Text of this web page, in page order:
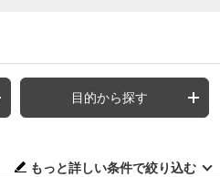
目的から探す
もっと詳しい条件で絞り込む